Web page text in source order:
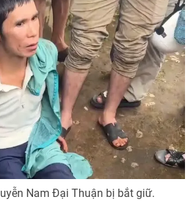
lai
Nam Đại Thuận bị bắt giữ.